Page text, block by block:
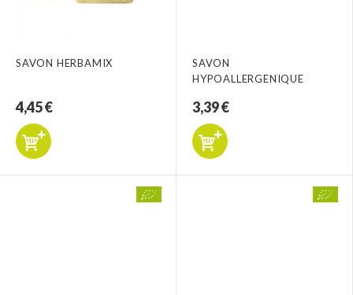
SAVON HERBAMIX
4,45 €
SAVON
HYPOALLERGENIQUE
3,39 €